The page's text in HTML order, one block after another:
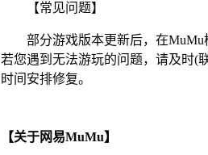
【常见问题】
部分游戏版本更新后，在MuMu
若您遇到无法游玩的问题，请及时(
时间安排修复。
【关于网易MuMu】